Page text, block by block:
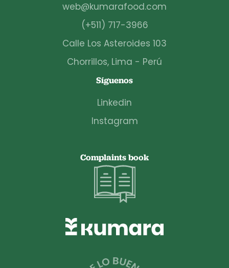
web@kumarafood.com
(+511) 717-3966
Calle Los Asteroides 103
Chorrillos, Lima - Perú
Síguenos
Linkedin
Instagram
Complaints book